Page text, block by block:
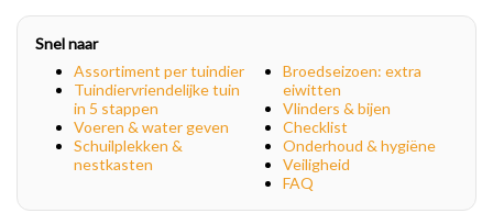
Snel naar
Assortiment per tuindier
Tuindiervriendelijke tuin
in 5 stappen
Voeren & water geven
Schuilplekken &
nestkasten
Broedseizoen: extra
eiwitten
Vlinders & bijen
Checklist
Onderhoud & hygiëne
Veiligheid
FAQ